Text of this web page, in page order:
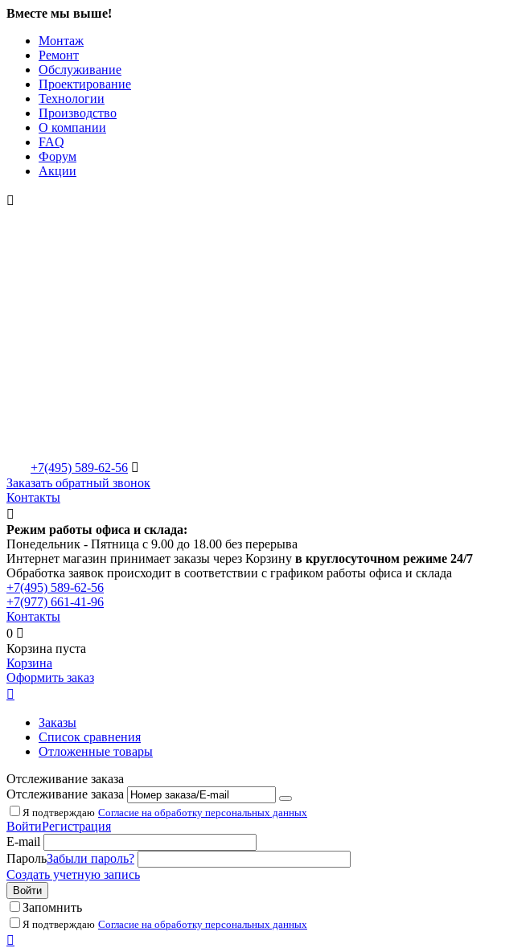
Вместе мы выше!
Монтаж
Ремонт
Обслуживание
Проектирование
Технологии
Производство
О компании
FAQ
Форум
Акции

+7(495) 589-62-56 
Заказать обратный звонок
Контакты

Режим работы офиса и склада:
Понедельник - Пятница с 9.00 до 18.00 без перерыва
Интернет магазин принимает заказы через Корзину в круглосуточном режиме 24/7
Обработка заявок происходит в соответствии с графиком работы офиса и склада
+7(495) 589-62-56
+7(977) 661-41-96
Контакты
0 
Корзина пуста
Корзина
Оформить заказ

Заказы
Список сравнения
Отложенные товары
Отслеживание заказа
Отслеживание заказа
Я подтверждаю Согласие на обработку персональных данных
ВойтиРегистрация
E-mail
ПарольЗабыли пароль?
Создать учетную запись
Войти
Запомнить
Я подтверждаю Согласие на обработку персональных данных
